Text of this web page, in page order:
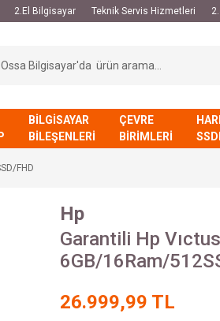
2.El Bilgisayar Teknik Servis Hizmetleri
BİLGİSAYAR
BİLEŞENLERİ
ÇEVRE
BİRİMLERİ
FHD
Hp
Garantili Hp
6GB/16Ram/
26.999,99 TL